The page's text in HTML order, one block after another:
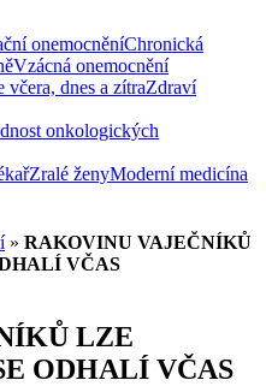
onemocněníChronická
Vzácná onemocnění
včera, dnes a zítraZdraví
onkologických
Zralé ženyModerní medicína
» RAKOVINU VAJEČNÍKŮ
VČAS
LZE
ODHALÍ VČAS